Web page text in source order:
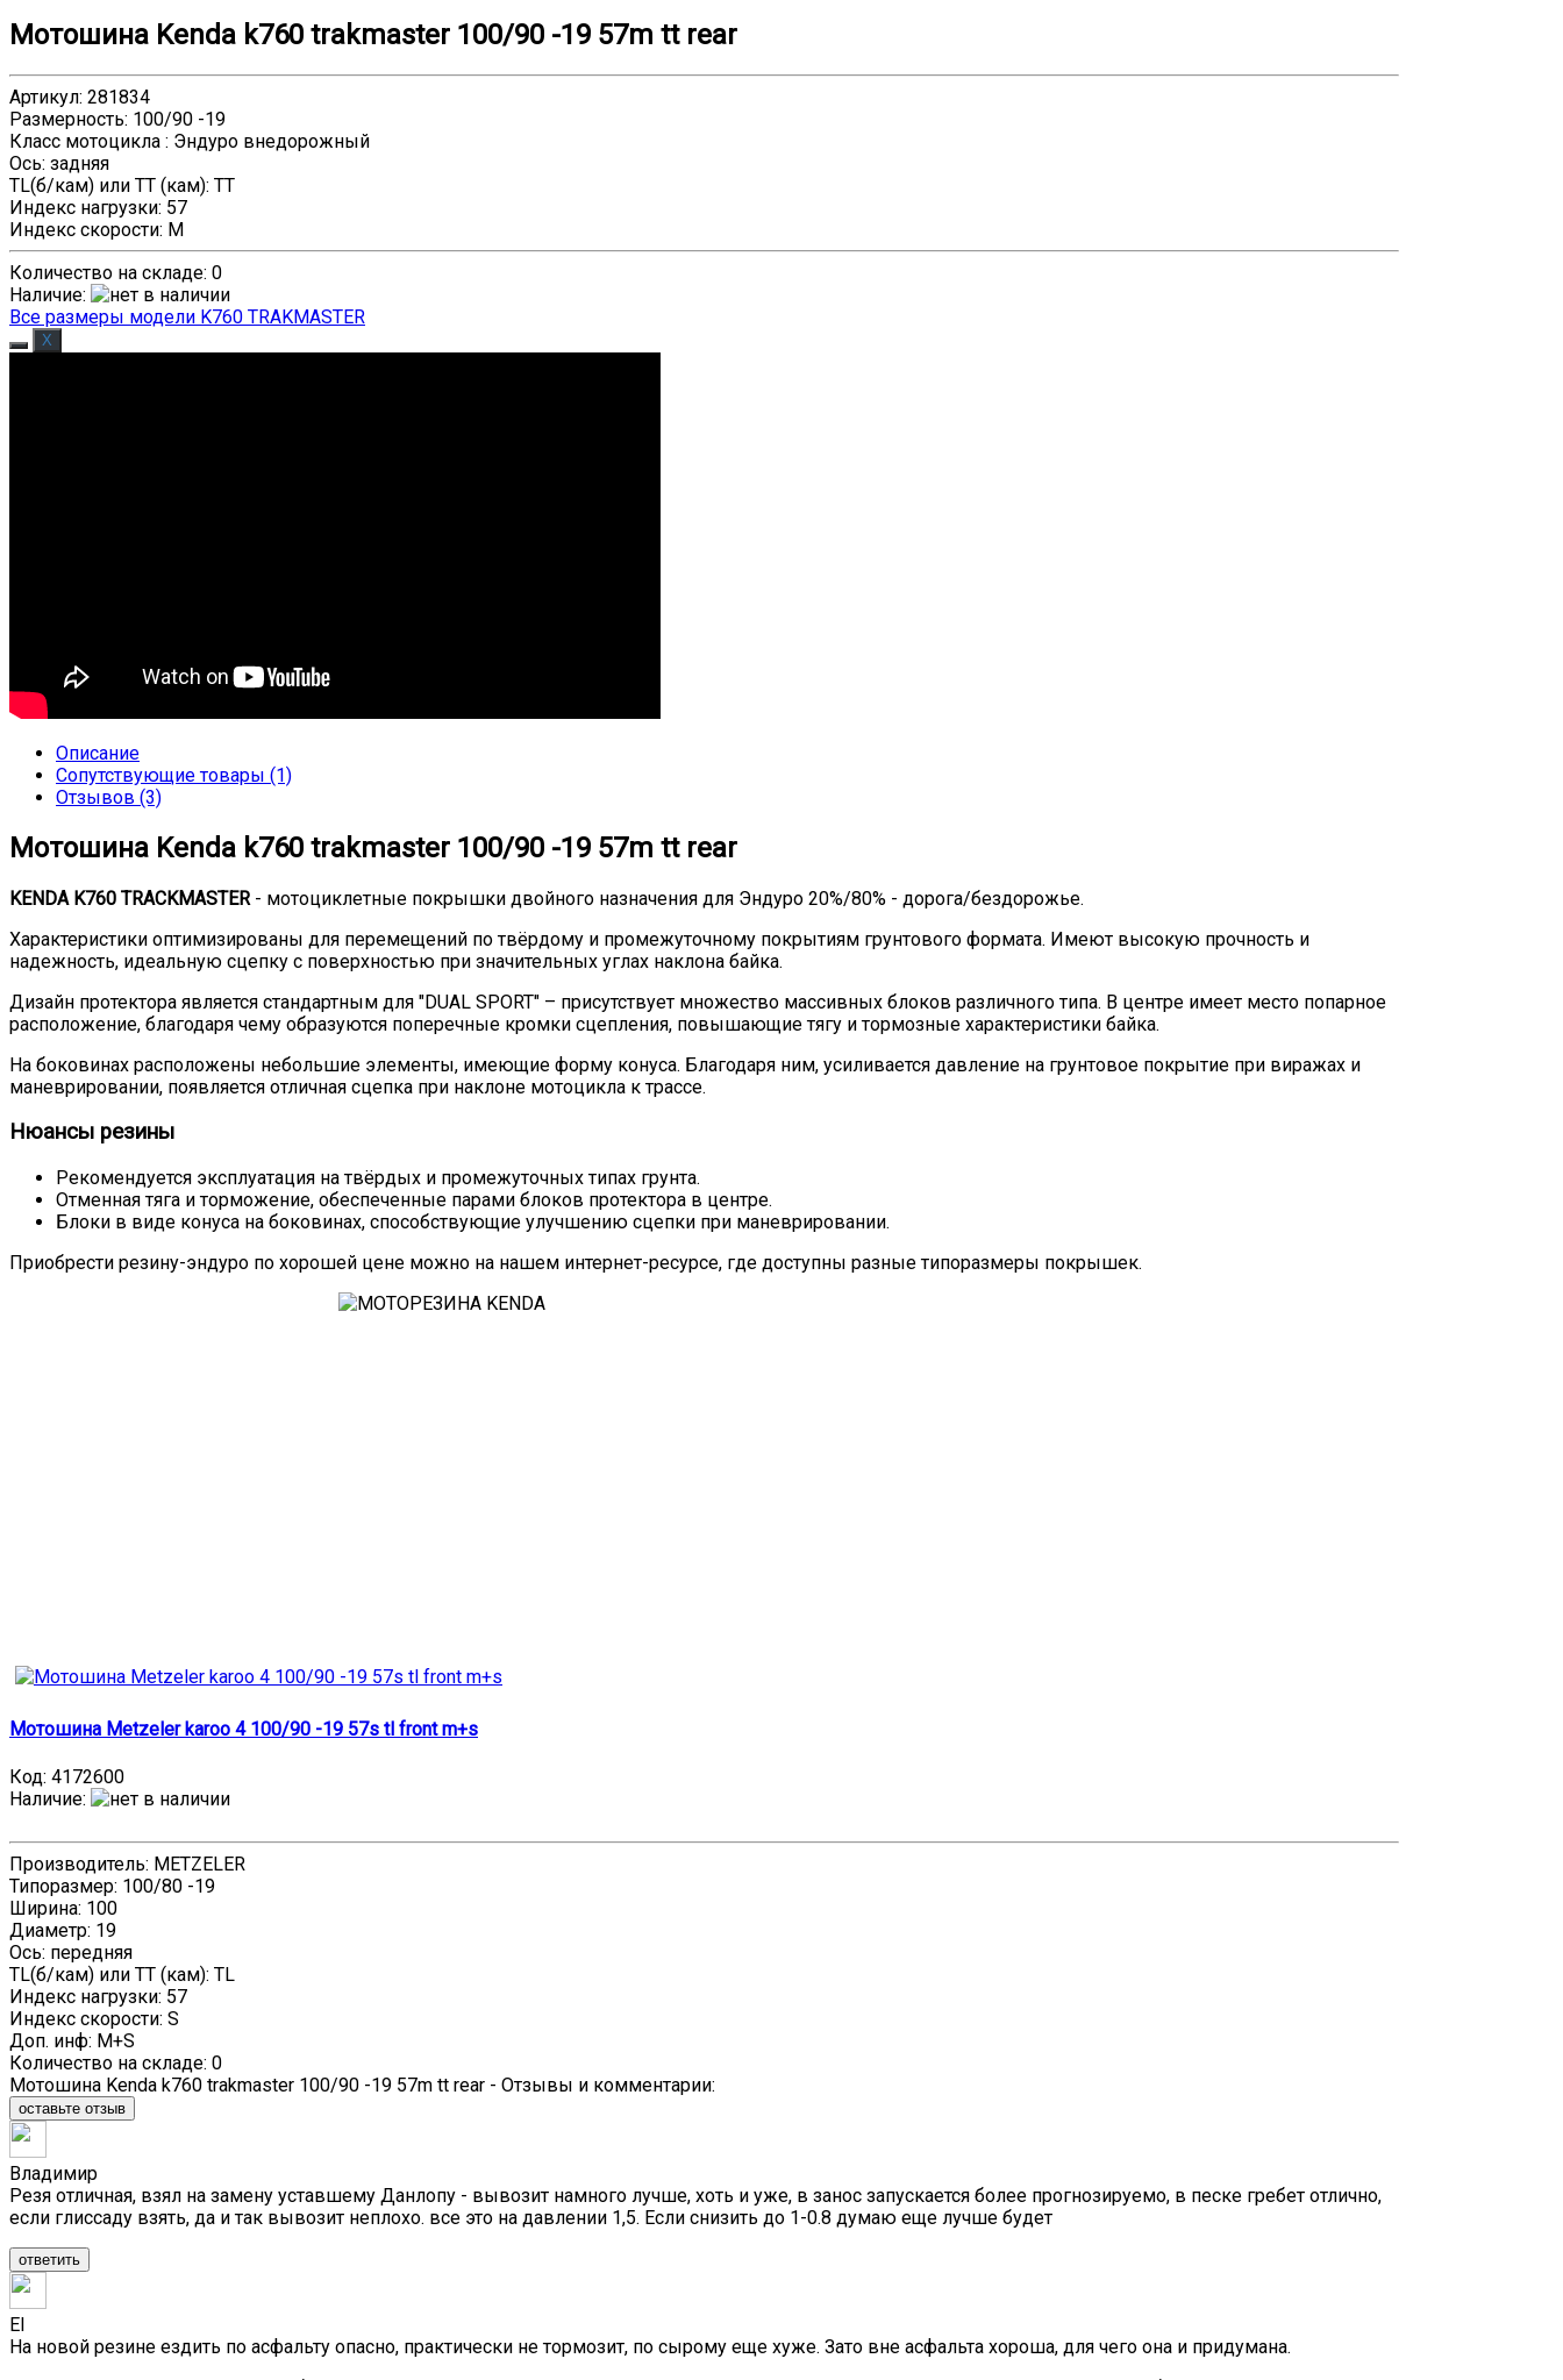
Мотошина Kenda k760 trakmaster 100/90 -19 57m tt rear
Артикул: 281834
Размерность: 100/90 -19
Класс мотоцикла : Эндуро внедорожный
Ось: задняя
TL(б/кам) или TT (кам): TT
Индекс нагрузки: 57
Индекс скорости: M
Количество на складе: 0
Наличие:
Все размеры модели K760 TRAKMASTER
Описание
Сопутствующие товары (1)
Отзывов (3)
Мотошина Kenda k760 trakmaster 100/90 -19 57m tt rear
KENDA K760 TRACKMASTER - мотоциклетные покрышки двойного назначения для Эндуро 20%/80% - дорога/бездорожье.
Характеристики оптимизированы для перемещений по твёрдому и промежуточному покрытиям грунтового формата. Имеют высокую прочность и
надежность, идеальную сцепку с поверхностью при значительных углах наклона байка.
Дизайн протектора является стандартным для "DUAL SPORT" – присутствует множество массивных блоков различного типа. В центре имеет место попарное
расположение, благодаря чему образуются поперечные кромки сцепления, повышающие тягу и тормозные характеристики байка.
На боковинах расположены небольшие элементы, имеющие форму конуса. Благодаря ним, усиливается давление на грунтовое покрытие при виражах и
маневрировании, появляется отличная сцепка при наклоне мотоцикла к трассе.
Нюансы резины
Рекомендуется эксплуатация на твёрдых и промежуточных типах грунта.
Отменная тяга и торможение, обеспеченные парами блоков протектора в центре.
Блоки в виде конуса на боковинах, способствующие улучшению сцепки при маневрировании.
Приобрести резину-эндуро по хорошей цене можно на нашем интернет-ресурсе, где доступны разные типоразмеры покрышек.
Мотошина Metzeler karoo 4 100/90 -19 57s tl front m+s
Код: 4172600
Наличие:
Производитель: METZELER
Типоразмер: 100/80 -19
Ширина: 100
Диаметр: 19
Ось: передняя
TL(б/кам) или TT (кам): TL
Индекс нагрузки: 57
Индекс скорости: S
Доп. инф: M+S
Количество на складе: 0
Мотошина Kenda k760 trakmaster 100/90 -19 57m tt rear - Отзывы и комментарии:
оставьте отзыв
Владимир
Резя отличная, взял на замену уставшему Данлопу - вывозит намного лучше, хоть и уже, в занос запускается более прогнозируемо, в песке гребет отлично,
если глиссаду взять, да и так вывозит неплохо. все это на давлении 1,5. Если снизить до 1-0.8 думаю еще лучше будет
ответить
El
На новой резине ездить по асфальту опасно, практически не тормозит, по сырому еще хуже. Зато вне асфальта хороша, для чего она и придумана.